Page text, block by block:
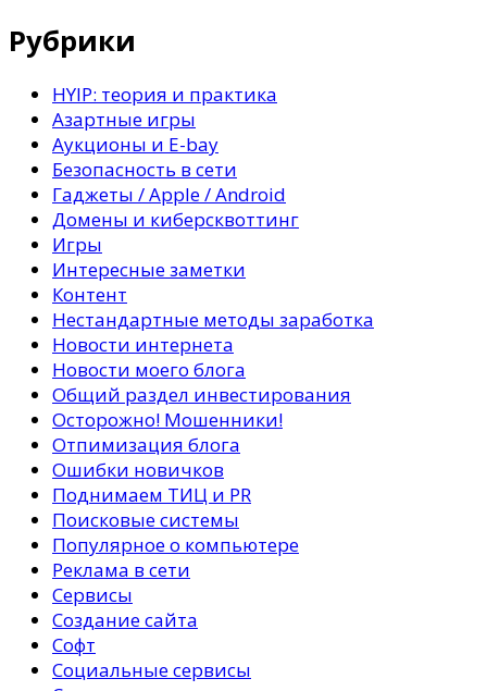
Рубрики
HYIP: теория и практика
Азартные игры
Аукционы и E-bay
Безопасность в сети
Гаджеты / Apple / Android
Домены и киберсквоттинг
Игры
Интересные заметки
Контент
Нестандартные методы заработка
Новости интернета
Новости моего блога
Общий раздел инвестирования
Осторожно! Мошенники!
Отпимизация блога
Ошибки новичков
Поднимаем ТИЦ и PR
Поисковые системы
Популярное о компьютере
Реклама в сети
Сервисы
Создание сайта
Софт
Социальные сервисы